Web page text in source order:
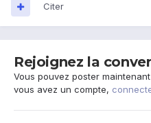
Citer
Rejoignez la
Vous pouvez poster
vous avez un compte,